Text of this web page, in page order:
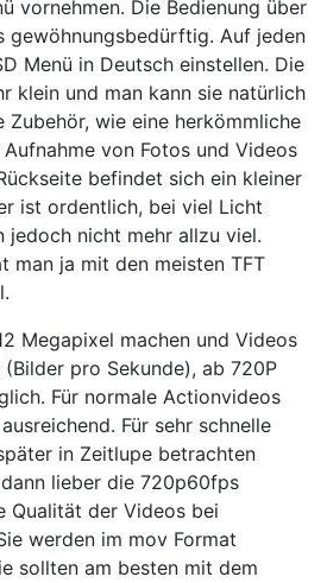
vornehmen. Die Bedienung über
gewöhnungsbedürftig. Auf jeden
Menü in Deutsch einstellen. Die
klein und man kann sie natürlich
Zubehör, wie eine herkömmliche
von Fotos und Videos
befindet sich ein kleiner
ist ordentlich, bei viel Licht
jedoch nicht mehr allzu viel.
man ja mit den meisten TFT
Megapixel machen und Videos
pro Sekunde), ab 720P
Für normale Actionvideos
Für sehr schnelle
in Zeitlupe betrachten
lieber die 720p60fps
Qualität der Videos bei
werden im mov Format
sollten am besten mit dem